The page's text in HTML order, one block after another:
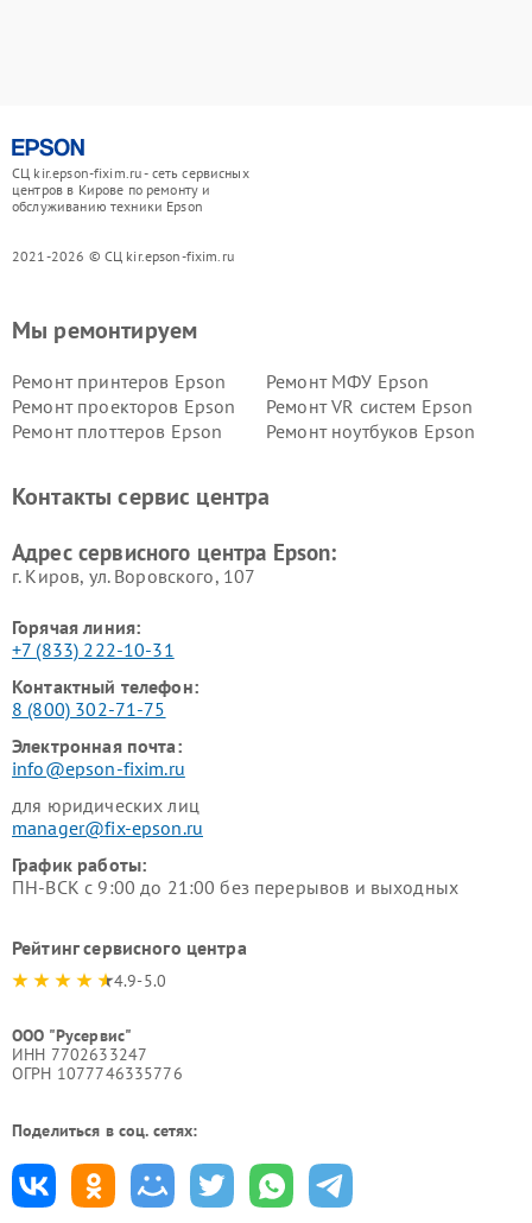
СЦ kir.epson-fixim.ru - сеть сервисных
центров в Кирове по ремонту и
обслуживанию техники Epson
2021-2026 © СЦ kir.epson-fixim.ru
Мы ремонтируем
Ремонт принтеров Epson
Ремонт МФУ Epson
Ремонт проекторов Epson
Ремонт VR систем Epson
Ремонт плоттеров Epson
Ремонт ноутбуков Epson
Контакты сервис центра
Адрес сервисного центра Epson:
г. Киров, ул. Воровского, 107
Горячая линия:
+7 (833) 222-10-31
Контактный телефон:
8 (800) 302-71-75
Электронная почта:
info@epson-fixim.ru
для юридических лиц
manager@fix-epson.ru
График работы:
ПН-ВСК с 9:00 до 21:00 без перерывов и выходных
Рейтинг сервисного центра
4.9-5.0
ООО "Русервис"
ИНН 7702633247
ОГРН 1077746335776
Поделиться в соц. сетях: